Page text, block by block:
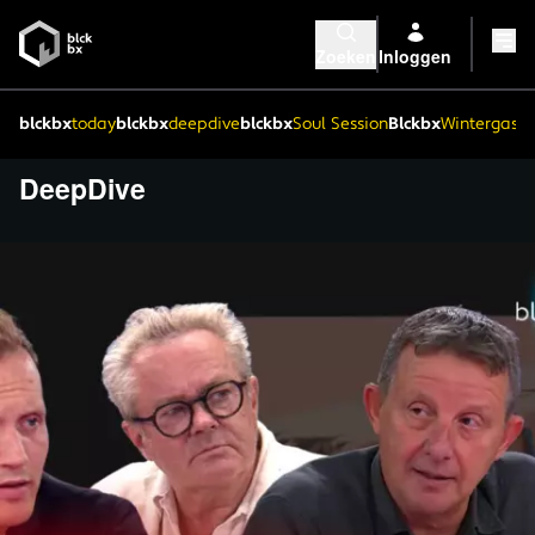
Inloggen
blckbxtodayblckbxdeepdiveblckbxSoul SessionBlckbx
DeepDive